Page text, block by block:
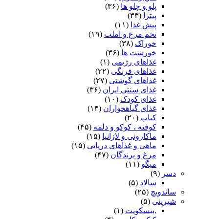
پلو و چلو ها (۳۶)
پیتزا
(۳۳)
پیش غذا (۱۱)
تخم مرغ و املت (۱۹)
خوراک (۳۸)
خورشت ها (۳۶)
غذاهای رژیمی (۱)
غذاهای فرنگی (۲۲)
غذاهای گوشتی (۲۷)
غذای سنتی ایران (۳۶)
غذای کودک (۱۰)
غذای گیاهخواران (۱۴)
کباب (۲۰)
کوفته ، کوکو و دلمه (۴۵)
ماکارونی و لازانیا (۱۵)
ماهی و غذاهای دریایی (۱۵)
مرغ و پرندگان (۴۷)
میگو (۱۱)
دسر (۹)
سالاد (۵)
ساندویچ (۲۵)
شیرینی (۵)
.بیسکویت (۱)